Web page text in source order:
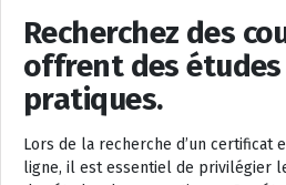
Recherchez des
offrent des études
pratiques.
Lors de la recherche d’un certificat
ligne, il est essentiel de privilégier